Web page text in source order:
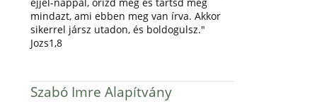
mindazt, ami ebben meg van írva. Akkor
sikerrel jársz utadon, és boldogulsz."
Jozs1,8
Szabó Imre Alapítvány